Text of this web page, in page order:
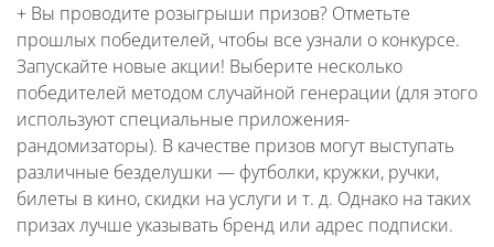
+ Вы проводите розыгрыши призов? Отметьте
прошлых победителей, чтобы все узнали о конкурсе.
Запускайте новые акции! Выберите несколько
победителей методом случайной генерации (для этого
используют специальные приложения-
рандомизаторы). В качестве призов могут выступать
различные безделушки — футболки, кружки, ручки,
билеты в кино, скидки на услуги и т. д. Однако на таких
призах лучше указывать бренд или адрес подписки.